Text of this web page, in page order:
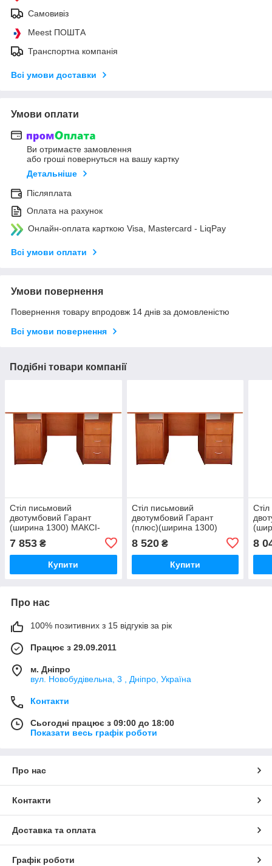
Самовивіз
Meest ПОШТА
Транспортна компанія
Всі умови доставки
Умови оплати
Ви отримаєте замовлення
або гроші повернуться на вашу картку
Детальніше
Післяплата
Оплата на рахунок
Онлайн-оплата карткою Visa, Mastercard - LiqPay
Всі умови оплати
Умови повернення
Повернення товару впродовж 14 днів за домовленістю
Всі умови повернення
Подібні товари компанії
Стіл письмовий
двотумбовий Гарант
(ширина 1300) МАКСІ-
(10116)
7 853 ₴
Купити
Стіл письмовий
двотумбовий Гарант
(плюс)(ширина 1300)
локарно (10117)
8 520₴
Купити
8
Про нас
100% позитивних з 15 відгуків за рік
Працює з 29.09.2011
м. Дніпро
вул. Новобудівельна, 3 , Дніпро, Україна
Контакти
Сьогодні працює з 09:00 до 18:00
Показати весь графік роботи
Про нас
Контакти
Доставка та оплата
Графік роботи